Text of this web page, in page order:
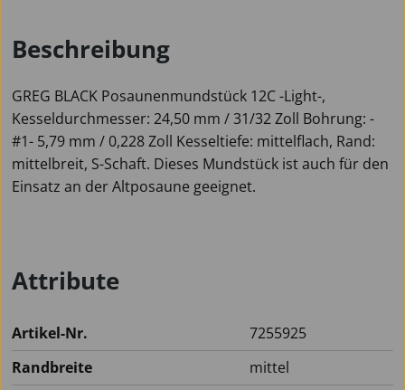
Beschreibung
GREG BLACK Posaunenmundstück 12C -Light-,
Kesseldurchmesser: 24,50 mm / 31/32 Zoll Bohrung: -
#1- 5,79 mm / 0,228 Zoll Kesseltiefe: mittelflach, Rand:
mittelbreit, S-Schaft. Dieses Mundstück ist auch für den
Einsatz an der Altposaune geeignet.
Attribute
Artikel-Nr.
7255925
Randbreite
mittel